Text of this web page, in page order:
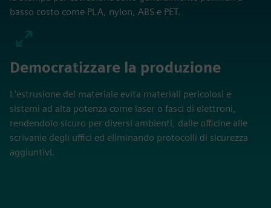
basso costo come PLA, nylon, ABS e PET.
Democratizzare la produzione
L'estrusione del materiale evita materiali pericolosi e
sistemi ad alta potenza come laser o fasci di elettroni,
rendendolo sicuro per diversi ambienti, dalle officine alle
scrivanie degli uffici ed eliminando protocolli di sicurezza
aggiuntivi.